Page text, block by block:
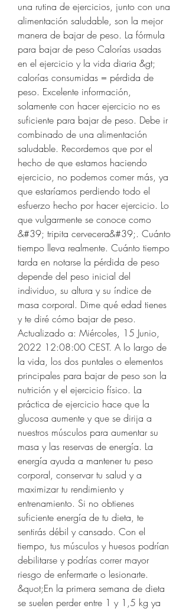
una rutina de ejercicios, junto con una
alimentación saludable, son la mejor
manera de bajar de peso. La fórmula
para bajar de peso Calorías usadas
en el ejercicio y la vida diaria &gt;
calorías consumidas = pérdida de
peso. Excelente información,
solamente con hacer ejercicio no es
suficiente para bajar de peso. Debe ir
combinado de una alimentación
saludable. Recordemos que por el
hecho de que estamos haciendo
ejercicio, no podemos comer más, ya
que estaríamos perdiendo todo el
esfuerzo hecho por hacer ejercicio. Lo
que vulgarmente se conoce como
&#39; tripita cervecera&#39;. Cuánto
tiempo lleva realmente. Cuánto tiempo
tarda en notarse la pérdida de peso
depende del peso inicial del
individuo, su altura y su índice de
masa corporal. Dime qué edad tienes
y te diré cómo bajar de peso.
Actualizado a: Miércoles, 15 Junio,
2022 12:08:00 CEST. A lo largo de
la vida, los dos puntales o elementos
principales para bajar de peso son la
nutrición y el ejercicio físico. La
práctica de ejercicio hace que la
glucosa aumente y que se dirija a
nuestros músculos para aumentar su
masa y las reservas de energía. La
energía ayuda a mantener tu peso
corporal, conservar tu salud y a
maximizar tu rendimiento y
entrenamiento. Si no obtienes
suficiente energía de tu dieta, te
sentirás débil y cansado. Con el
tiempo, tus músculos y huesos podrían
debilitarse y podrías correr mayor
riesgo de enfermarte o lesionarte.
&quot;En la primera semana de dieta
se suelen perder entre 1 y 1,5 kg ya